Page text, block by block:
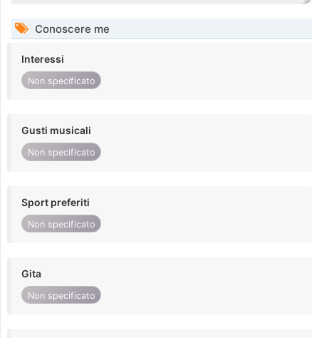
Conoscere me
Interessi
Non specificato
Gusti musicali
Non specificato
Sport preferiti
Non specificato
Gita
Non specificato